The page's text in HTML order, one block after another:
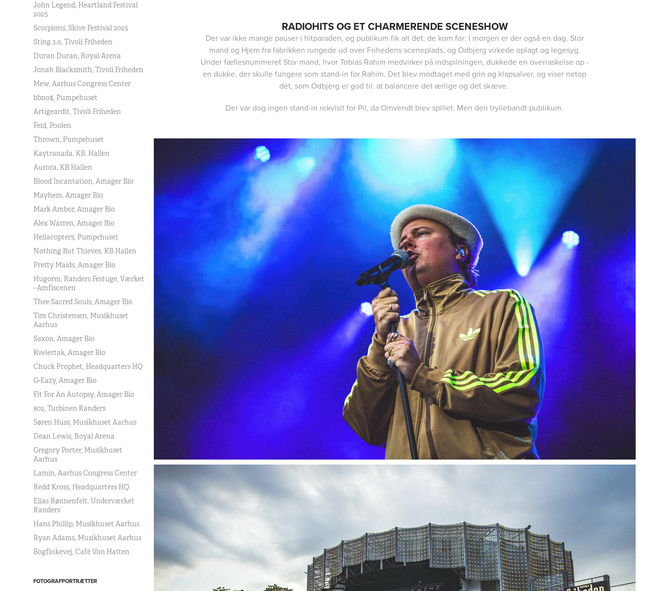
John Legend, Heartland Festival
2025
Scorpions, Skive Festival 2025
Sting 3.0, Tivoli Friheden
Duran Duran, Royal Arena
Jonah Blacksmith, Tivoli Friheden
Mew, Aarhus Congress Center
bbno$, Pumpehuset
Artigeardit, Tivoli Friheden
Feid, Poolen
Thrown, Pumpehuset
Kaytranada, KB. Hallen
Aurora, KB Hallen
Blood Incantation, Amager Bio
Mayhem, Amager Bio
Mark Ambor, Amager Bio
Alex Warren, Amager Bio
Hellacopters, Pumpehuset
Nothing But Thieves, KB Hallen
Pretty Maids, Amager Bio
Hugorm, Randers Festuge, Værket
- Amfiscenen
Thee Sacred Souls, Amager Bio
Tim Christensen, Musikhuset
Aarhus
Saxon, Amager Bio
Kvelertak, Amager Bio
Chuck Prophet, Headquarters HQ
G-Eazy, Amager Bio
Fit For An Autopsy, Amager Bio
802, Turbinen Randers
Søren Huss, Musikhuset Aarhus
Dean Lewis, Royal Arena
Gregory Porter, Musikhuset
Aarhus
Lamin, Aarhus Congress Center
Redd Kross, Headquarters HQ
Elias Rønnenfelt, Underværket
Randers
Hans Phillip, Musikhuset Aarhus
Ryan Adams, Musikhuset Aarhus
Bogfinkevej, Café Von Hatten
FOTOGRAFPORTRÆTTER
RADIOHITS OG ET CHARMERENDE SCENESHOW
Der var ikke mange pauser i hitparaden, og publikum fik alt det, de kom for: I morgen er der også en dag, Stor
mand og Hjem fra fabrikken rungede ud over Frihedens sceneplads, og Odbjerg virkede oplagt og legesyg.
Under fællesnummeret Stor mand, hvor Tobias Rahim medvirker på indspilningen, dukkede en overraskelse op -
en dukke, der skulle fungere som stand-in for Rahim. Det blev modtaget med grin og klapsalver, og viser netop
dét, som Odbjerg er god til: at balancere det ærlige og det skæve.
Der var dog ingen stand-in rekvisit for Pil, da Omvendt blev spillet. Men den tryllebandt publikum.